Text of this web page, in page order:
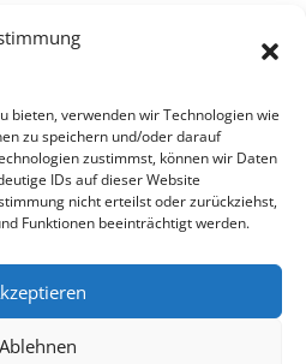
bieten, verwenden wir Technologien wie
zu speichern und/oder darauf
zustimmst, können wir Daten
IDs auf dieser Website
nicht erteilst oder zurückziehst,
Funktionen beeinträchtigt werden.
Ablehnen